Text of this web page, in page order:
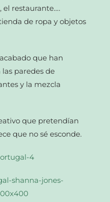
el restaurante….
de ropa y objetos
que han
paredes de
y la mezcla
que pretendían
que no sé esconde.